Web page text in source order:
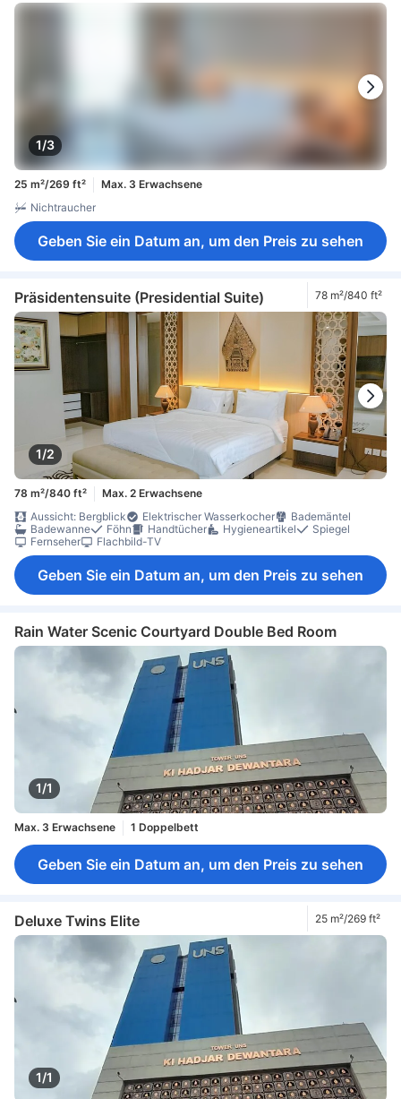
1/3
25 m²/269 ft²
Max. 3 Erwachsene
Nichtraucher
Geben Sie ein Datum an, um den Preis zu sehen
Präsidentensuite (Presidential Suite) 78 m²/840 ft²
1/2
78 m²/840 ft²
Max. 2 Erwachsene
Aussicht: Bergblick
Elektrischer Wasserkocher
Bademäntel
Badewanne
Föhn Handtücher Hygieneartikel
Spiegel
Fernseher
Flachbild-TV
Geben Sie ein Datum an, um den Preis zu sehen
Rain Water Scenic Courtyard Double Bed Room
1/1
Max. 3 Erwachsene 1 Doppelbett
Geben Sie ein Datum an, um den Preis zu sehen
Deluxe Twins Elite 25 m²/269 ft²
1/1